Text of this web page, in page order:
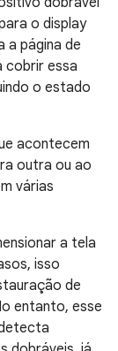
o display
a página de
cobrir essa
o estado
acontecem
outra ou ao
várias
a tela
isso
de
entanto, esse